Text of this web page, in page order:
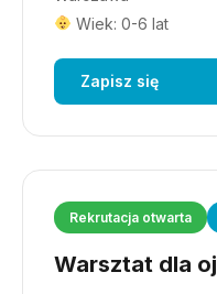
Wiek: 0-6 lat
Zapisz się
Rekrutacja otwarta
Warsztat dla